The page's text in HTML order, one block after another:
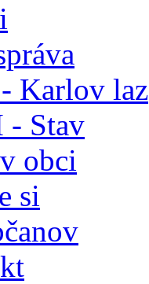
Karlov laz
- Stav
obci
si